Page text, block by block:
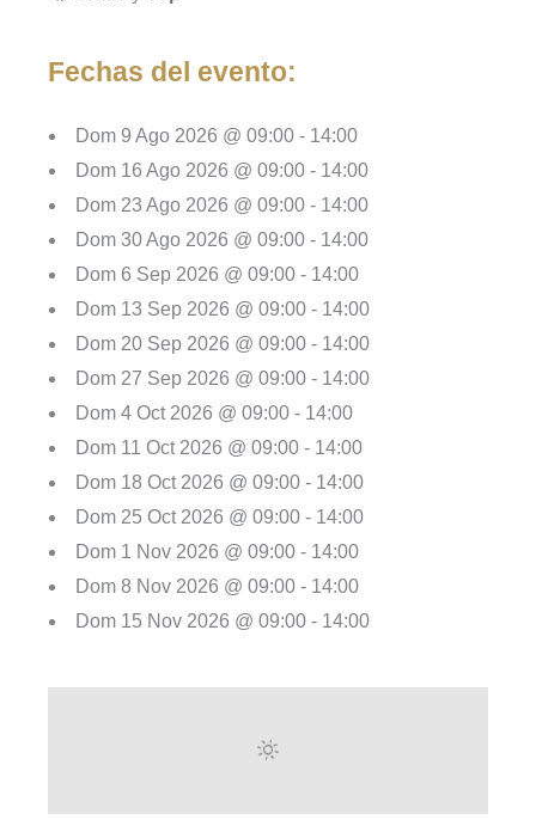
Fechas del evento:
Dom 9 Ago 2026 @ 09:00 - 14:00
Dom 16 Ago 2026 @ 09:00 - 14:00
Dom 23 Ago 2026 @ 09:00 - 14:00
Dom 30 Ago 2026 @ 09:00 - 14:00
Dom 6 Sep 2026 @ 09:00 - 14:00
Dom 13 Sep 2026 @ 09:00 - 14:00
Dom 20 Sep 2026 @ 09:00 - 14:00
Dom 27 Sep 2026 @ 09:00 - 14:00
Dom 4 Oct 2026 @ 09:00 - 14:00
Dom 11 Oct 2026 @ 09:00 - 14:00
Dom 18 Oct 2026 @ 09:00 - 14:00
Dom 25 Oct 2026 @ 09:00 - 14:00
Dom 1 Nov 2026 @ 09:00 - 14:00
Dom 8 Nov 2026 @ 09:00 - 14:00
Dom 15 Nov 2026 @ 09:00 - 14:00